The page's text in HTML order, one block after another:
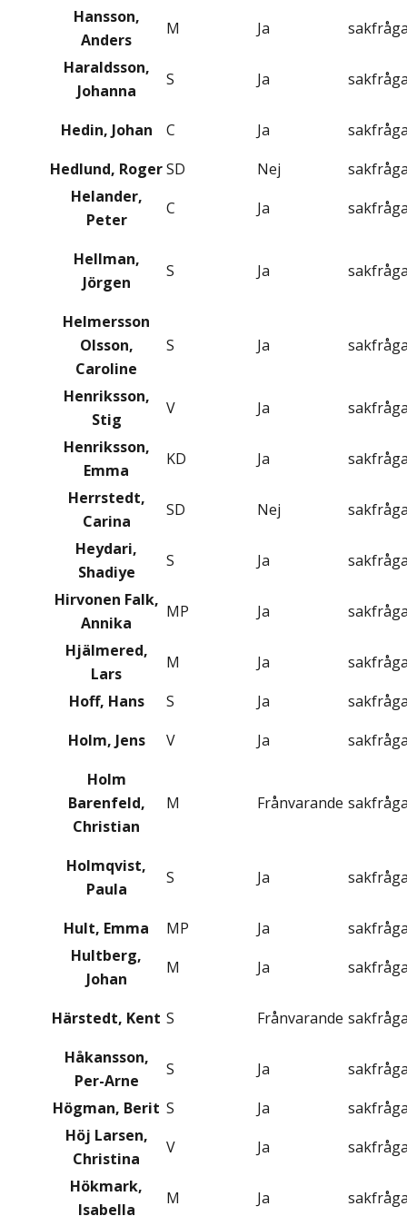
Hansson,
Anders
M Ja
Haraldsson,
Johanna
S Ja
Hedin, Johan C Ja
Hedlund, RogerSD Nej
Helander,
Peter
C Ja
Hellman,
Jörgen
S Ja
Helmersson
Olsson,
Caroline
S Ja
Henriksson,
Stig
V Ja
Henriksson,
Emma
KD Ja
Herrstedt,
Carina
SD Nej
Heydari,
Shadiye
S Ja
Hirvonen Falk,
Annika
MP Ja
Hjälmered,
Lars
M Ja
Hoff, Hans
S Ja
Holm, Jens
V Ja
Holm
Barenfeld,
Christian
M Frånvarande
Holmqvist,
Paula
S Ja
Hult, Emma MP Ja
Hultberg,
Johan
M Ja
Härstedt, Kent S Frånvarande
Håkansson,
Per-Arne
S Ja
Högman, Berit S Ja
Höj Larsen,
Christina
V Ja
Hökmark,
Isabella
M Ja